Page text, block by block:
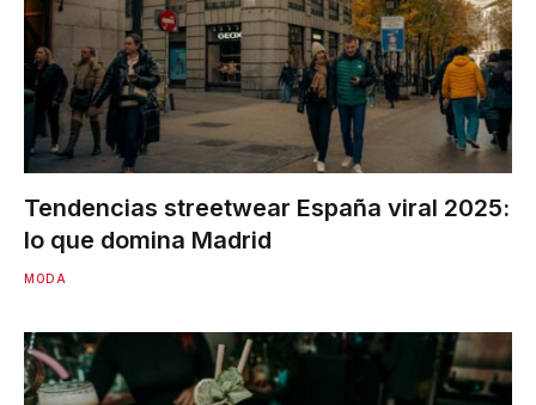
Tendencias streetwear España viral 2025:
lo que domina Madrid
MODA